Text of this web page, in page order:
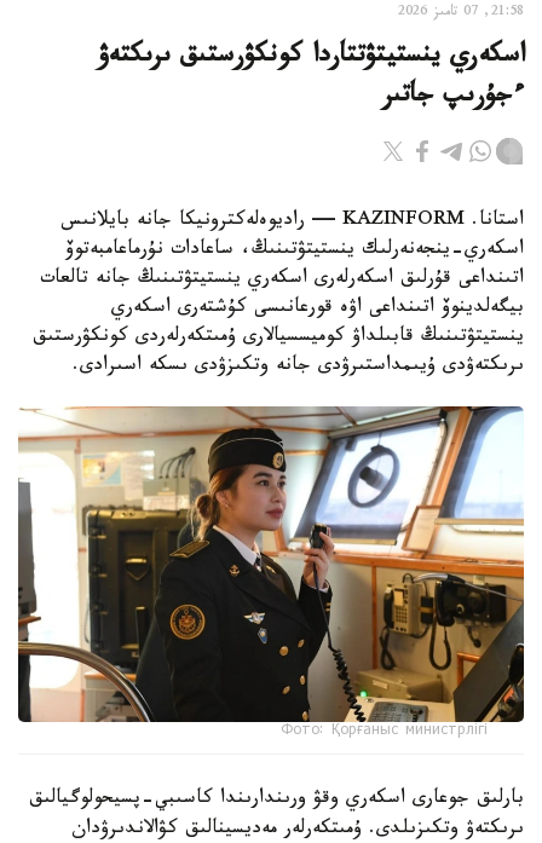
21:58, 07 تامىز 2026
اسكەري ينستيتۋتتاردا كونكۋرستىق ىرىكتەۋ
ءجۇرىپ جاتىر
استانا. KAZINFORM — راديوەلەكترونيكا جانە بايلانىس
اسكەري-ينجەنەرلىك ينستيتۋتىنىڭ، ساعادات نۇرماعامبەتوۆ
اتىنداعى قۇرلىق اسكەرلەرى اسكەري ينستيتۋتىنىڭ جانە تالعات
بيگەلدينوۆ اتىنداعى اۋە قورعانىسى كۇشتەرى اسكەري
ينستيتۋتىنىڭ قابىلداۋ كوميسسيالارى ۇمىتكەرلەردى كونكۋرستىق
ىرىكتەۋدى ۇيىمداستىرۋدى جانە وتكىزۋدى ىسكە اسىرادى.
Фото: Қорғаныс министрлігі
بارلىق جوعارى اسكەري وقۋ ورىندارىندا كاسىبي-پسيحولوگيالىق
ىرىكتەۋ وتكىزىلدى. ۇمىتكەرلەر مەديسينالىق كۋالاندىرۋدان